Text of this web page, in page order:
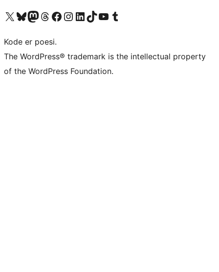
Besøk vår konto på X Visit our Bluesky account
Besøk vår Mastodon-konto
Visit our Threads account
Besøk vår Facebook-sideBesøk vår Instagram-konto
Besøk vår LinkedIn-konto
Visit our TikTok account
Visit our YouTube channel
Visit our Tumblr account
Kode er poesi.
The WordPress® trademark is the intellectual property
of the WordPress Foundation.